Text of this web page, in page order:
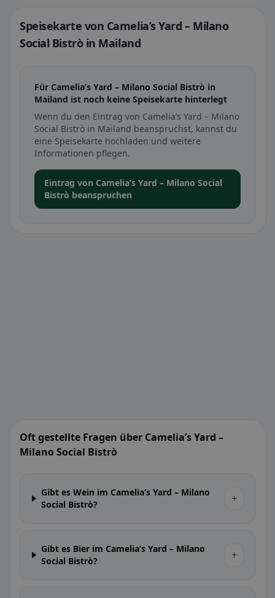
Speisekarte von Camelia’s Yard – Milano
Social Bistrò in Mailand
Für Camelia’s Yard – Milano Social Bistrò in
Mailand ist noch keine Speisekarte hinterlegt
Wenn du den Eintrag von Camelia’s Yard – Milano
Social Bistrò in Mailand beanspruchst, kannst du
eine Speisekarte hochladen und weitere
Informationen pflegen.
Eintrag von Camelia’s Yard – Milano Social
Bistrò beanspruchen
Oft gestellte Fragen über Camelia’s Yard –
Milano Social Bistrò
Gibt es Wein im Camelia’s Yard – Milano
Social Bistrò?
+
Gibt es Bier im Camelia’s Yard – Milano
Social Bistrò?
+